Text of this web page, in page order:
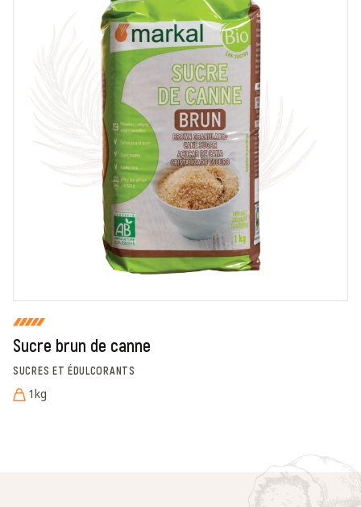
COMMENTAIRE *
En cochant cette case, je donne mon accord pour que
markal utilise les données saisies dans ce formulaire
pour traiter et afficher le nom saisi, la note et le
commentaire de manière publique sur cette page. Pour
plus d'informations sur le traitement de ces données,
consulter la page des mentions légales. *
Fermer Envoyer
Sucre brun de canne
SUCRES ET ÉDULCORANTS
1kg